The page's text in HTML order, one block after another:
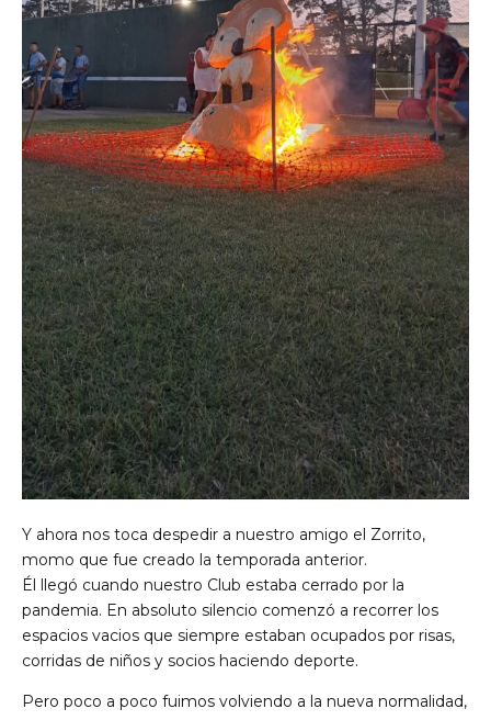
Y ahora nos toca despedir a nuestro amigo el Zorrito,
momo que fue creado la temporada anterior.
Él llegó cuando nuestro Club estaba cerrado por la
pandemia. En absoluto silencio comenzó a recorrer los
espacios vacios que siempre estaban ocupados por risas,
corridas de niños y socios haciendo deporte.
Pero poco a poco fuimos volviendo a la nueva normalidad,